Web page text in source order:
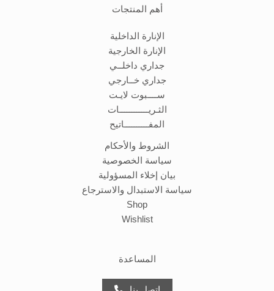
أهم المنتجات
الإنارة الداخلية
الإنارة الخارجية
جداري داخلــي
جداري خــارجي
ســــبوت لايـت
الثـريــــــــــــات
المفــــــــــاتيح
الشروط والأحكام
سياسة الخصوصية
بيان إخلاء المسؤولية
سياسة الاستبدال والاسترجاع
Shop
Wishlist
المساعدة